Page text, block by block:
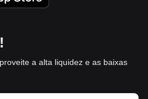
a alta liquidez e as baixas